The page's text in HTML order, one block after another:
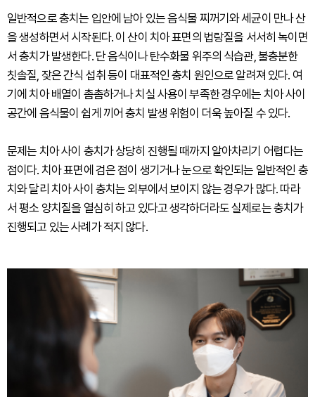
일반적으로 충치는 입안에 남아 있는 음식물 찌꺼기와 세균이 만나 산
을 생성하면서 시작된다. 이 산이 치아 표면의 법랑질을 서서히 녹이면
서 충치가 발생한다. 단 음식이나 탄수화물 위주의 식습관, 불충분한
칫솔질, 잦은 간식 섭취 등이 대표적인 충치 원인으로 알려져 있다. 여
기에 치아 배열이 촘촘하거나 치실 사용이 부족한 경우에는 치아 사이
공간에 음식물이 쉽게 끼어 충치 발생 위험이 더욱 높아질 수 있다.
문제는 치아 사이 충치가 상당히 진행될 때까지 알아차리기 어렵다는
점이다. 치아 표면에 검은 점이 생기거나 눈으로 확인되는 일반적인 충
치와 달리 치아 사이 충치는 외부에서 보이지 않는 경우가 많다. 따라
서 평소 양치질을 열심히 하고 있다고 생각하더라도 실제로는 충치가
진행되고 있는 사례가 적지 않다.